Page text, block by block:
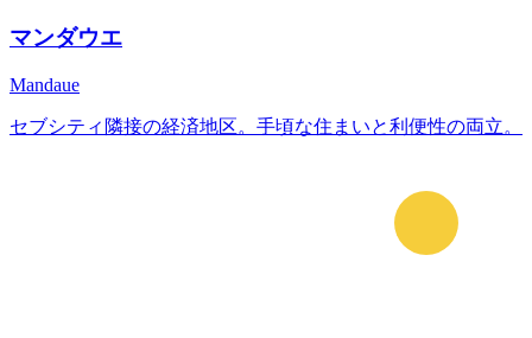
マンダウエ
Mandaue
セブシティ隣接の経済地区。手頃な住まいと利便性の両立。